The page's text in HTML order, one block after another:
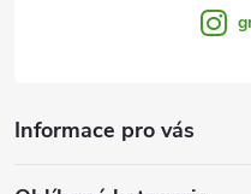
Informace pro vás